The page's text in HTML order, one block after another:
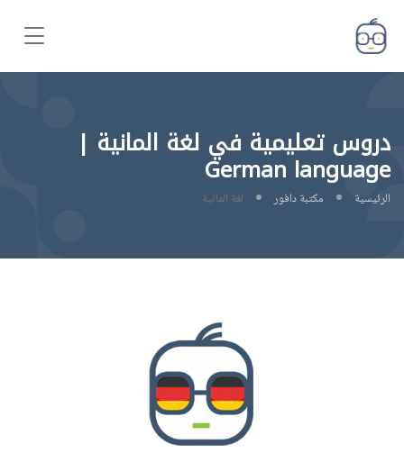
دروس تعليمية في لغة المانية |
German language
الرئيسية مكتبة دافور لغة المانية